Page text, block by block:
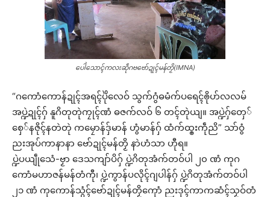
ပေါဲသောၚ်ကလးဆဵုဂဗဗော်ဍုၚ်မန်တၟိ(IMNA)
“ဂကောံကောန်ဍုၚ်အရၚ်ပိုဲလေဝ် သွက်ဂွံဓမံက်ပရေၚ်ၜိုဟ်လလမ်
အပ္ဍဲဍုၚ်ဂှ် နူဂိတုတုဲကၠုၚ်ဏံ ဓဇက်လဝ် ၆ တၚ်တုဲယျ။ အပ္ဍဲဂှ်တှေ်
စှေ်နဇိုၚ်နတဲတုဲ ကမၠောန်ဒှ်မာန် ဟွံမာန်ဂှ် ထံက်ထ္ၜးကဵုညိ” သာ်ဝွံ
ညးအုပ်ကာနာနာ ဗော်ဍုၚ်မန်တၟိ နာဲဟံသာ ဟီုရ။
ပ္ဍဲပယျဵုသေံ-ဗၟာ ဒေသကျာ်ပိဂှ် ပ္ဍဲဂိတုအံက်တဝ်ပါ ၂၀ ဏံ ကုဂ
ကောံမဟာဇန်မန်တံကီု၊ ပ္ဍဲကွာန်ပလိုၚ်ဂျပါန်ဂှ် ပ္ဍဲဂိတုအံက်တဝ်ပါ
၂၁ ဏံ ကုကောန်သ္ဂံၚ်ဗော်ဍုၚ်မန်တၟိကေုာံ ညးဒုၚ်ကာကဆံၚ်သၟဝ်တံ